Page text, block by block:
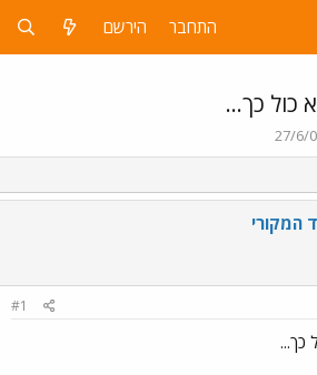
התחבר הירשם
כול כך...
27/6/
המקורי
#1
כך...